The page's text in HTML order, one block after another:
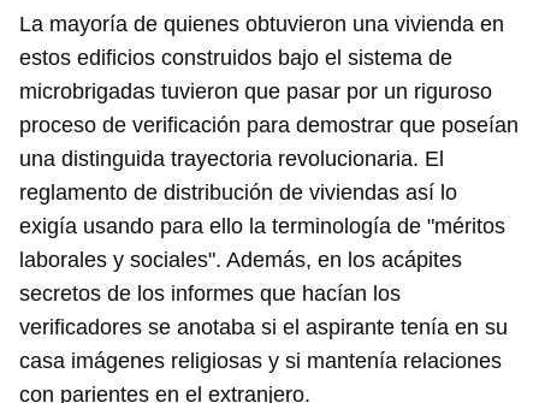
La mayoría de quienes obtuvieron una vivienda en
estos edificios construidos bajo el sistema de
microbrigadas tuvieron que pasar por un riguroso
proceso de verificación para demostrar que poseían
una distinguida trayectoria revolucionaria. El
reglamento de distribución de viviendas así lo
exigía usando para ello la terminología de "méritos
laborales y sociales". Además, en los acápites
secretos de los informes que hacían los
verificadores se anotaba si el aspirante tenía en su
casa imágenes religiosas y si mantenía relaciones
con parientes en el extranjero.